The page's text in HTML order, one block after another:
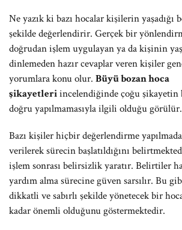
Ne yazık ki bazı hocalar kişilerin
şekilde değerlendirir. Gerçek bir
doğrudan işlem uygulayan ya da kişinin
dinlemeden hazır cevaplar veren kişiler
yorumlara konu olur. Büyü bozan hoca
şikayetleriincelendiğinde çoğu
doğru yapılmamasıyla ilgili olduğu görülür.
Bazı kişiler hiçbir değerlendirme
verilerek sürecin başlatıldığını
işlem sonrası belirsizlik yaratır. Belirtiler
yardım alma sürecine güven sarsılır. Bu
dikkatli ve sabırlı şekilde yönetecek bir
kadar önemli olduğunu göstermektedir.